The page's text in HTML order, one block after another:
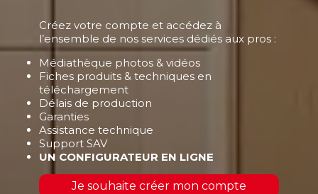
Créez votre compte et accédez à
l’ensemble de nos services dédiés aux pros :
Médiathèque photos & vidéos
Fiches produits & techniques en
téléchargement
Délais de production
Garanties
Assistance technique
Support SAV
UN CONFIGURATEUR EN LIGNE
Je souhaite créer mon compte